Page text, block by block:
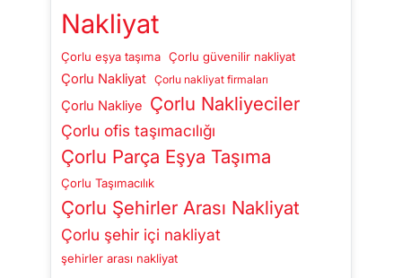
Nakliyat
Çorlu eşya taşıma Çorlu güvenilir nakliyat
Çorlu Nakliyat Çorlu nakliyat firmaları
Çorlu Nakliye Çorlu Nakliyeciler
Çorlu ofis taşımacılığı
Çorlu Parça Eşya Taşıma
Çorlu Taşımacılık
Çorlu Şehirler Arası Nakliyat
Çorlu şehir içi nakliyat
şehirler arası nakliyat